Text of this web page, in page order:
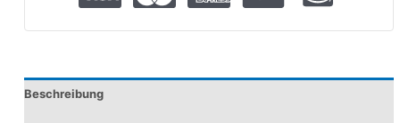
Beschreibung